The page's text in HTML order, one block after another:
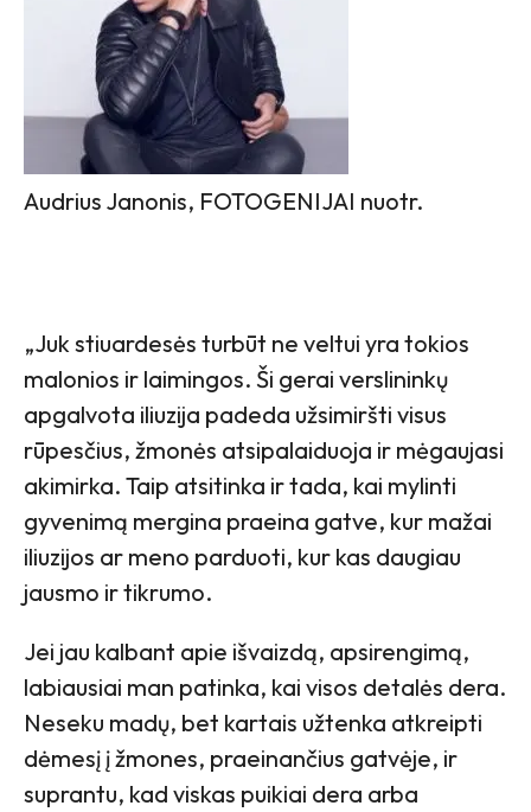
Audrius Janonis, FOTOGENIJAI nuotr.
„Juk stiuardesės turbūt ne veltui yra tokios
malonios ir laimingos. Ši gerai verslininkų
apgalvota iliuzija padeda užsimiršti visus
rūpesčius, žmonės atsipalaiduoja ir mėgaujasi
akimirka. Taip atsitinka ir tada, kai mylinti
gyvenimą mergina praeina gatve, kur mažai
iliuzijos ar meno parduoti, kur kas daugiau
jausmo ir tikrumo.
Jei jau kalbant apie išvaizdą, apsirengimą,
labiausiai man patinka, kai visos detalės dera.
Neseku madų, bet kartais užtenka atkreipti
dėmesį į žmones, praeinančius gatvėje, ir
suprantu, kad viskas puikiai dera arba